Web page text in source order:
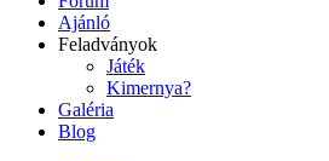
Ajánló
Feladványok
Játék
Kimernya?
Galéria
Blog